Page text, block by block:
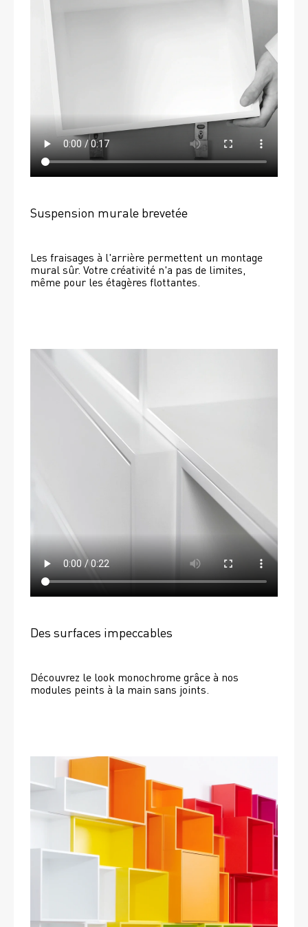
Suspension murale brevetée
Les fraisages à l'arrière permettent un montage
mural sûr. Votre créativité n'a pas de limites,
même pour les étagères flottantes.
Des surfaces impeccables
Découvrez le look monochrome grâce à nos
modules peints à la main sans joints.